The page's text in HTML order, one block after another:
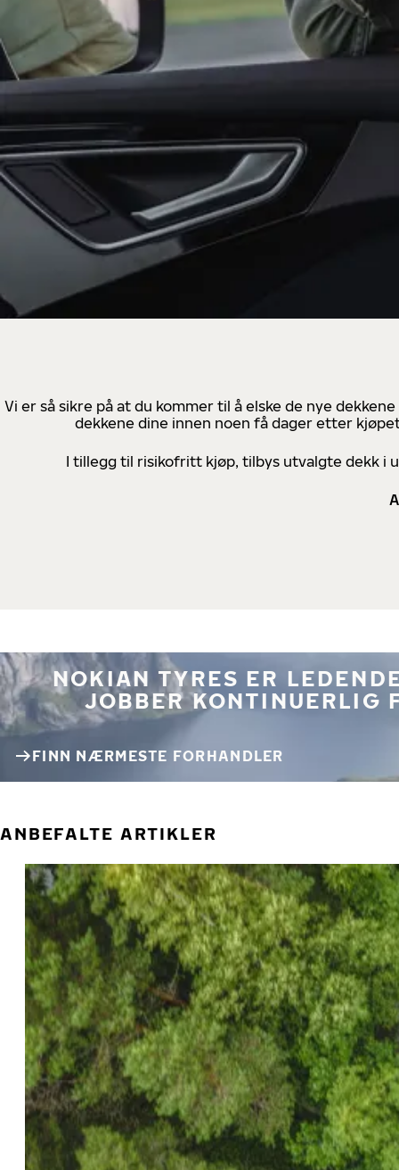
Vi er så sikre på at du kommer til å elske de nye
dekkene dine innen noen få dager etter
I tillegg til risikofritt kjøp, tilbys utvalgte dekk i
NOKIAN TYRES ER
JOBBER KONTINUERLIG
FINN NÆRMESTE FORHANDLER
ANBEFALTE ARTIKLER